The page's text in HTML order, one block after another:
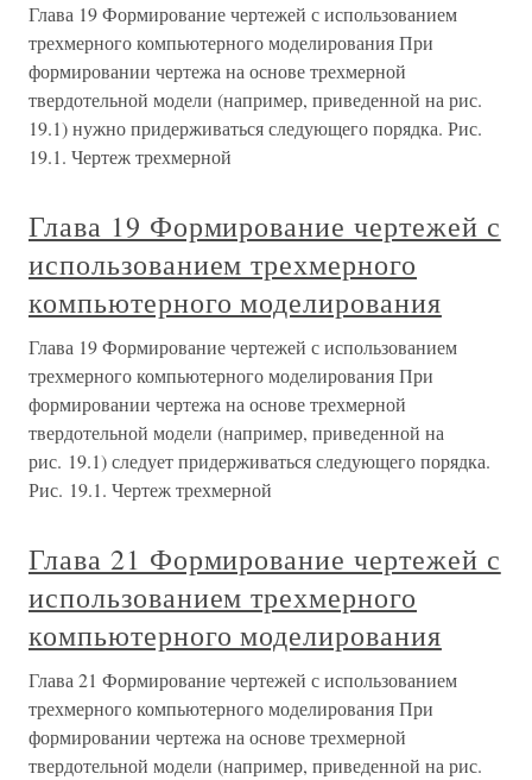
Глава 19 Формирование чертежей с использованием
трехмерного компьютерного моделирования При
формировании чертежа на основе трехмерной
твердотельной модели (например, приведенной на рис.
19.1) нужно придерживаться следующего порядка. Рис.
19.1. Чертеж трехмерной
Глава 19 Формирование чертежей с
использованием трехмерного
компьютерного моделирования
Глава 19 Формирование чертежей с использованием
трехмерного компьютерного моделирования При
формировании чертежа на основе трехмерной
твердотельной модели (например, приведенной на
рис. 19.1) следует придерживаться следующего порядка.
Рис. 19.1. Чертеж трехмерной
Глава 21 Формирование чертежей с
использованием трехмерного
компьютерного моделирования
Глава 21 Формирование чертежей с использованием
трехмерного компьютерного моделирования При
формировании чертежа на основе трехмерной
твердотельной модели (например, приведенной на рис.